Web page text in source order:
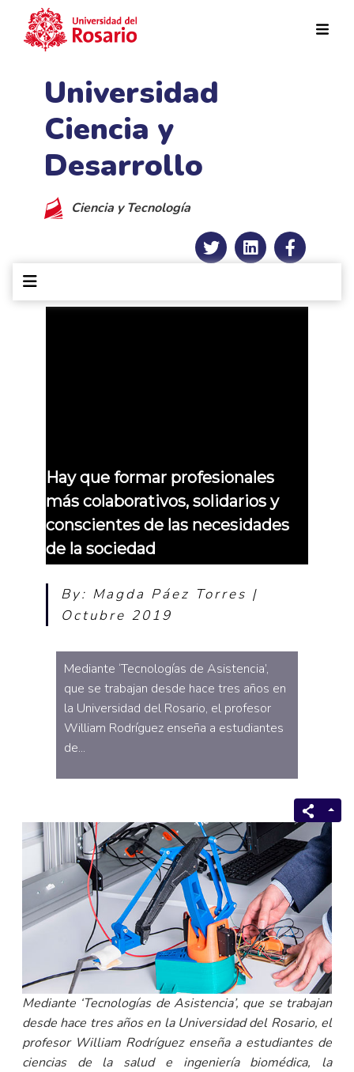
Universidad
Ciencia y
Desarrollo
Ciencia y Tecnología
Hay que formar profesionales
más colaborativos, solidarios y
conscientes de las necesidades
de la sociedad
By: Magda Páez Torres |
Octubre 2019
Mediante ‘Tecnologías de Asistencia’,
que se trabajan desde hace tres años en
la Universidad del Rosario, el profesor
William Rodríguez enseña a estudiantes
de...
Mediante ‘Tecnologías de Asistencia’, que se trabajan
desde hace tres años en la Universidad del Rosario, el
profesor William Rodríguez enseña a estudiantes de
ciencias de la salud e ingeniería biomédica, la